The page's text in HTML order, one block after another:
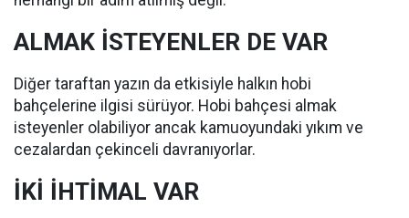
ALMAK İSTEYENLER DE VAR
Diğer taraftan yazın da etkisiyle halkın hobi
bahçelerine ilgisi sürüyor. Hobi bahçesi almak
isteyenler olabiliyor ancak kamuoyundaki yıkım ve
cezalardan çekinceli davranıyorlar.
İKİ İHTİMAL VAR